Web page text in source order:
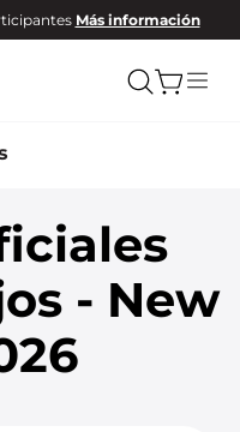
Más información
- New